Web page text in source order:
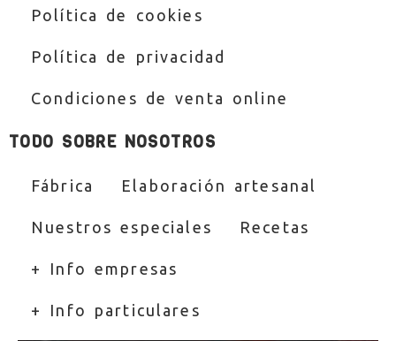
Política de cookies
Política de privacidad
Condiciones de venta online
TODO SOBRE NOSOTROS
Fábrica Elaboración artesanal
Nuestros especiales Recetas
+ Info empresas
+ Info particulares